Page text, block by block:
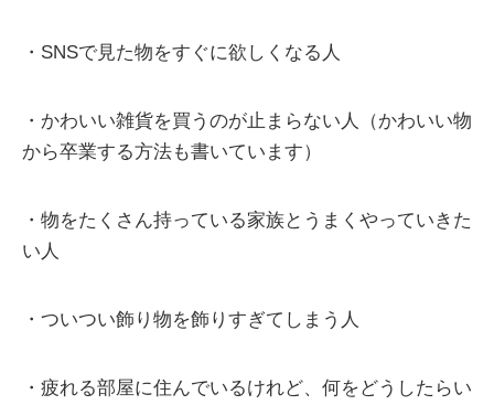
・SNSで見た物をすぐに欲しくなる人
・かわいい雑貨を買うのが止まらない人（かわいい物
から卒業する方法も書いています）
・物をたくさん持っている家族とうまくやっていきた
い人
・ついつい飾り物を飾りすぎてしまう人
・疲れる部屋に住んでいるけれど、何をどうしたらい